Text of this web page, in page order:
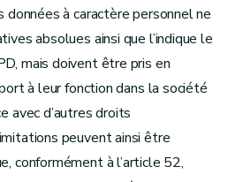
à caractère personnel ne
absolues ainsi que l’indique le
mais doivent être pris en
à leur fonction dans la société
avec d’autres droits
peuvent ainsi être
conformément à l’article 52,